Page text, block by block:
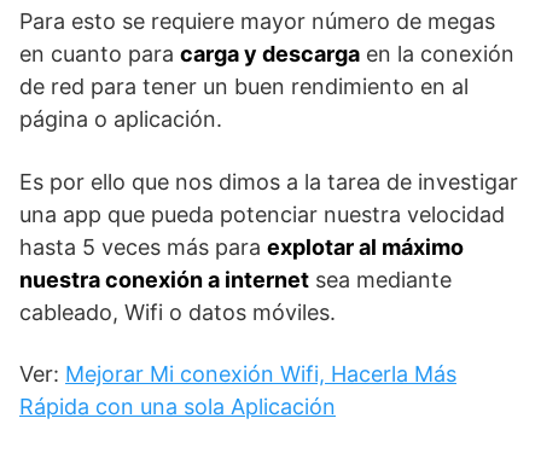
Para esto se requiere mayor número de megas
en cuanto para carga y descarga en la conexión
de red para tener un buen rendimiento en al
página o aplicación.
Es por ello que nos dimos a la tarea de investigar
una app que pueda potenciar nuestra velocidad
hasta 5 veces más para explotar al máximo
nuestra conexión a internet sea mediante
cableado, Wifi o datos móviles.
Ver: Mejorar Mi conexión Wifi, Hacerla Más
Rápida con una sola Aplicación